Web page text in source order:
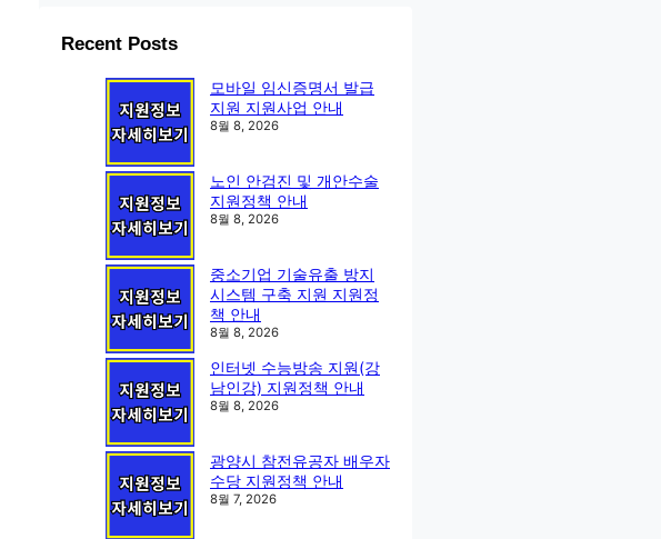
Recent Posts
모바일 임신증명서 발급
지원 지원사업 안내
8월 8, 2026
노인 안검진 및 개안수술
지원정책 안내
8월 8, 2026
중소기업 기술유출 방지
시스템 구축 지원 지원정
책 안내
8월 8, 2026
인터넷 수능방송 지원(강
남인강) 지원정책 안내
8월 8, 2026
광양시 참전유공자 배우자
수당 지원정책 안내
8월 7, 2026